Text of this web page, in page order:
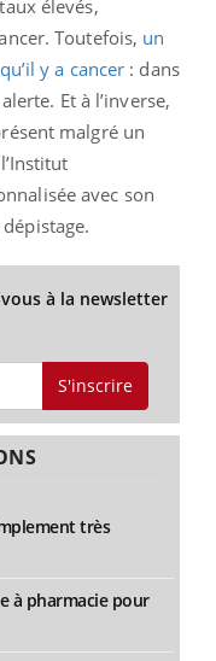
élevés,
Toutefois, un
y a cancer : dans
Et à l’inverse,
malgré un
avec son
à la newsletter
S'inscrire
très
à pharmacie pour